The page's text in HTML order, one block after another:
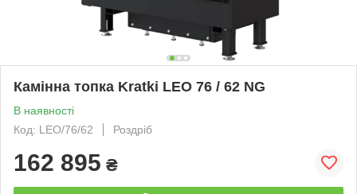
Камінна топка Kratki LEO 76 / 62 NG
В наявності
Код: LEO/76/62
Роздріб
162 895 ₴